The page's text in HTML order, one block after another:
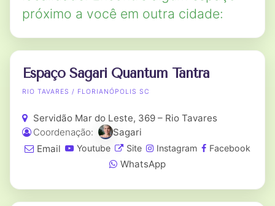
próximo a você em outra cidade:
Espaço Sagari Quantum Tantra
RIO TAVARES / FLORIANÓPOLIS SC
Servidão Mar do Leste, 369 – Rio Tavares
Coordenação:
Sagari
Email
Youtube Site Instagram Facebook
WhatsApp